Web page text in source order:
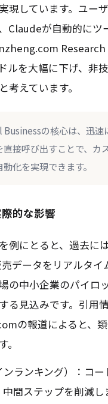
現しています。ユー
Claudeが自動的に
ルを大幅に下げ、非
考えています。
の核心は、迅速
直接呼び出すことで、
化を実現できます。
的な影響
例にとると、過去に
データをリアルタ
の中小企業のパイロ
る見込みです。引
の報道によると、
ランキング）：コ
間ステップを削減し